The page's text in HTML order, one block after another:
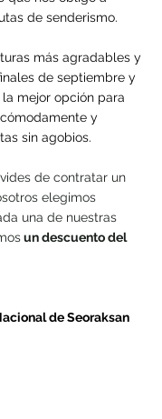
de senderismo.
más agradables y
de septiembre y
mejor opción para
y
sin agobios.
de contratar un
elegimos
una de nuestras
un descuento del
de Seoraksan